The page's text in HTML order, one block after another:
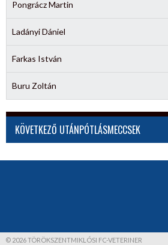
Pongrácz Martin
Ladányi Dániel
Farkas István
Buru Zoltán
KÖVETKEZŐ UTÁNPÓTLÁSMECCSEK
© 2026 TÖRÖKSZENTMIKLÓSI FC-VETERINER